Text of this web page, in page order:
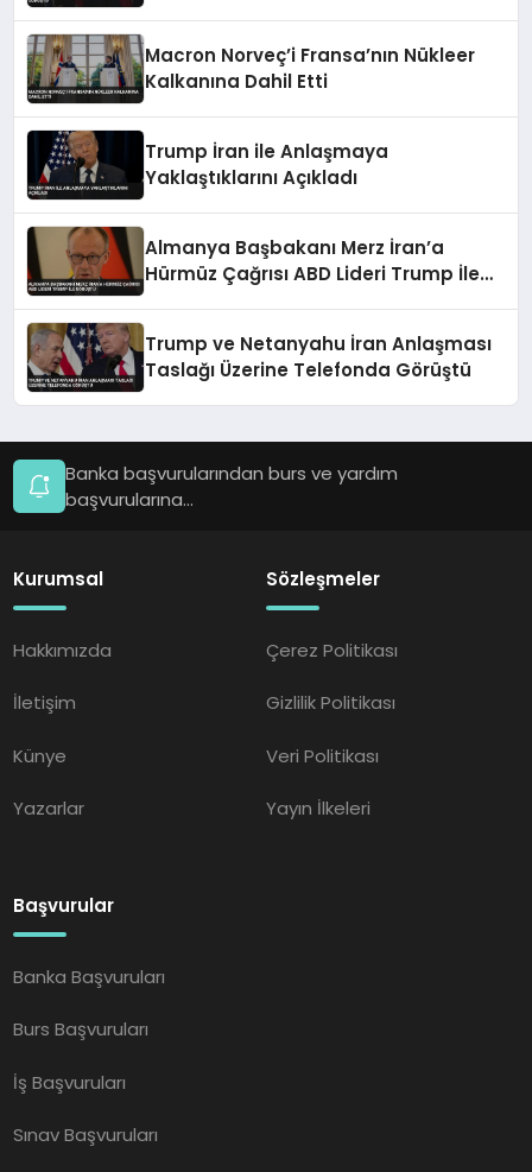
Macron Norveç’i Fransa’nın Nükleer
Kalkanına Dahil Etti
Trump İran ile Anlaşmaya
Yaklaştıklarını Açıkladı
Almanya Başbakanı Merz İran’a
Hürmüz Çağrısı ABD Lideri Trump İle
Trump ve Netanyahu İran Anlaşması
Taslağı Üzerine Telefonda Görüştü
Banka başvurularından burs ve yardım
başvurularına...
Kurumsal
Hakkımızda
İletişim
Künye
Yazarlar
Sözleşmeler
Çerez Politikası
Gizlilik Politikası
Veri Politikası
Yayın İlkeleri
Başvurular
Banka Başvuruları
Burs Başvuruları
İş Başvuruları
Sınav Başvuruları